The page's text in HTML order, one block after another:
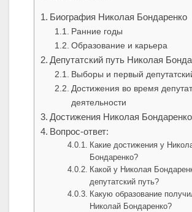
Биография Николая Бондаренко
Ранние годы
Образование и карьера
Депутатский путь Николая
Выборы и первый
Достижения во время
деятельности
Достижения Николая Бондаренко
Вопрос-ответ:
Какие достижения у
Бондаренко?
Какой у Николая
депутатский путь?
Какую образование
Николай Бондаренко?